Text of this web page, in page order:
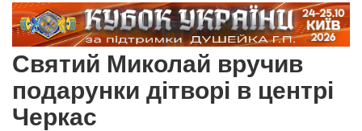
Святий Миколай вручив
подарунки дітворі в центрі
Черкас